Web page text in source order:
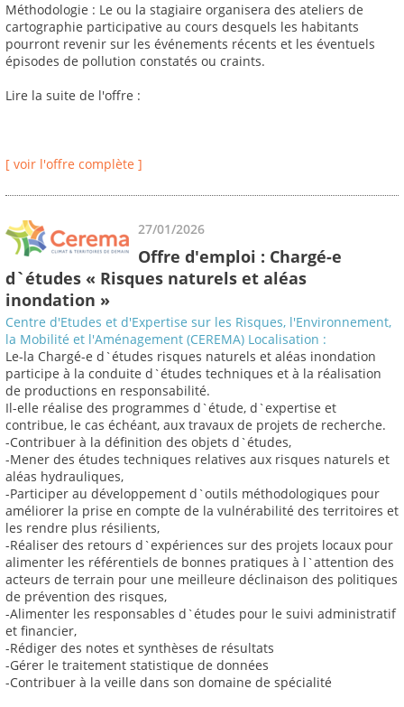
Méthodologie : Le ou la stagiaire organisera des ateliers de
cartographie participative au cours desquels les habitants
pourront revenir sur les événements récents et les éventuels
épisodes de pollution constatés ou craints.
Lire la suite de l'offre :
[ voir l'offre complète ]
27/01/2026
Offre d'emploi : Chargé-e
d`études « Risques naturels et aléas
inondation »
Centre d'Etudes et d'Expertise sur les Risques, l'Environnement,
la Mobilité et l'Aménagement (CEREMA) Localisation :
Le-la Chargé-e d`études risques naturels et aléas inondation
participe à la conduite d`études techniques et à la réalisation
de productions en responsabilité.
Il-elle réalise des programmes d`étude, d`expertise et
contribue, le cas échéant, aux travaux de projets de recherche.
-Contribuer à la définition des objets d`études,
-Mener des études techniques relatives aux risques naturels et
aléas hydrauliques,
-Participer au développement d`outils méthodologiques pour
améliorer la prise en compte de la vulnérabilité des territoires et
les rendre plus résilients,
-Réaliser des retours d`expériences sur des projets locaux pour
alimenter les référentiels de bonnes pratiques à l`attention des
acteurs de terrain pour une meilleure déclinaison des politiques
de prévention des risques,
-Alimenter les responsables d`études pour le suivi administratif
et financier,
-Rédiger des notes et synthèses de résultats
-Gérer le traitement statistique de données
-Contribuer à la veille dans son domaine de spécialité